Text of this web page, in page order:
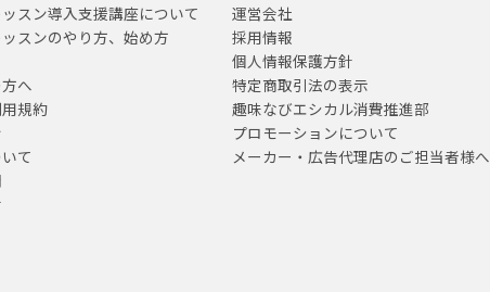
スン導入支援講座について
スンのやり方、始め方
へ
規約
て
運営会社
採用情報
個人情報保護方針
特定商取引法の表示
趣味なびエシカル消費推進部
プロモーションについて
メーカー・広告代理店のご担当者様へ